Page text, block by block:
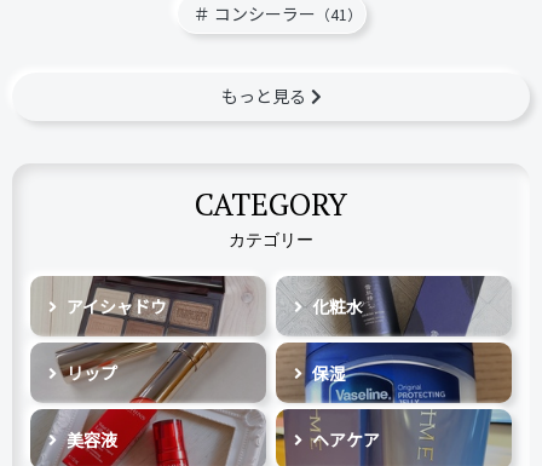
コンシーラー （41）
もっと見る
CATEGORY
カテゴリー
アイシャドウ 化粧水
リップ 保湿
美容液 ヘアケア